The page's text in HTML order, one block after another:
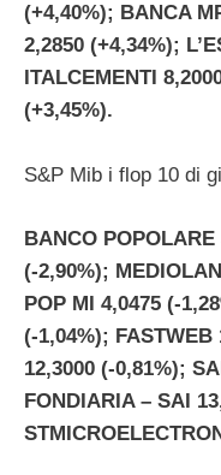
(+4,40%); BANCA
2,2850 (+4,34%);
ITALCEMENTI
(+3,45%).
S&P Mib i flop 10 di
BANCO
(-2,90%);
POP MI 4,0475 (-
(-1,04%); FASTWEB
12,3000 (-0,81%);
FONDIARIA – SAI